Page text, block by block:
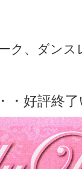
ク、ダンス
・好評終